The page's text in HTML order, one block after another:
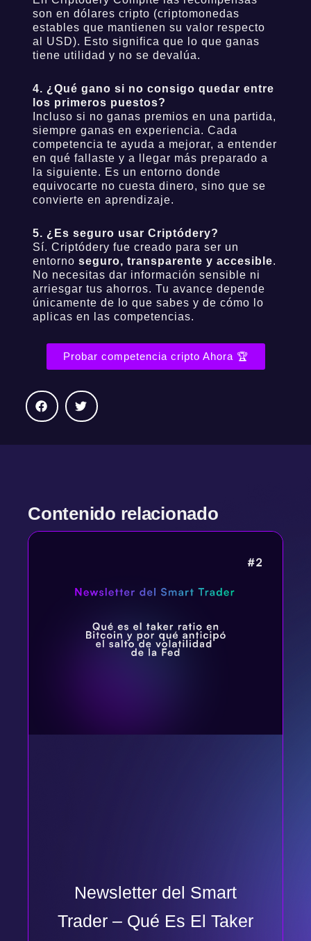
son en dólares cripto (criptomonedas
estables que mantienen su valor respecto
al USD). Esto significa que lo que ganas
tiene utilidad y no se devalúa.
4. ¿Qué gano si no consigo quedar entre
los primeros puestos?
Incluso si no ganas premios en una partida,
siempre ganas en experiencia. Cada
competencia te ayuda a mejorar, a entender
en qué fallaste y a llegar más preparado a
la siguiente. Es un entorno donde
equivocarte no cuesta dinero, sino que se
convierte en aprendizaje.
5. ¿Es seguro usar Criptódery?
Sí. Criptódery fue creado para ser un
entorno seguro, transparente y accesible.
No necesitas dar información sensible ni
arriesgar tus ahorros. Tu avance depende
únicamente de lo que sabes y de cómo lo
aplicas en las competencias.
Probar competencia cripto Ahora 🏆
Contenido relacionado
Newsletter del Smart
Trader – Qué Es El Taker
🧠 Newsletter del Smart Trader 📈
El trade de la semana, analizado como smart money
Acceso exclusivo via Telegram